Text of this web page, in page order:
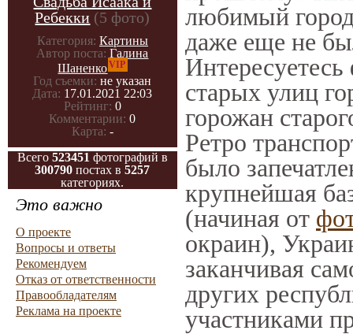
Ребекки (5 фото)
Категория: Картины
Автор поста: Галина
ШаненкоVIP
Год съемки: не указан
Дата: 17.01.2021 22:03
Рейтинг: 0
Комментарии: 0
Карта: -
Всего 523451 фотографий в
300790 постах в5257
категориях.
Это важно
О проекте
Вопросы и ответы
Рекомендуем
Отказ от ответственности
Правообладателям
Реклама на проекте
любимый
даже еще не
Интересуетесь
старых улиц
горожан
Ретро
было
крупнейшая
(начиная от
окраин),
заканчивая
других
участниками